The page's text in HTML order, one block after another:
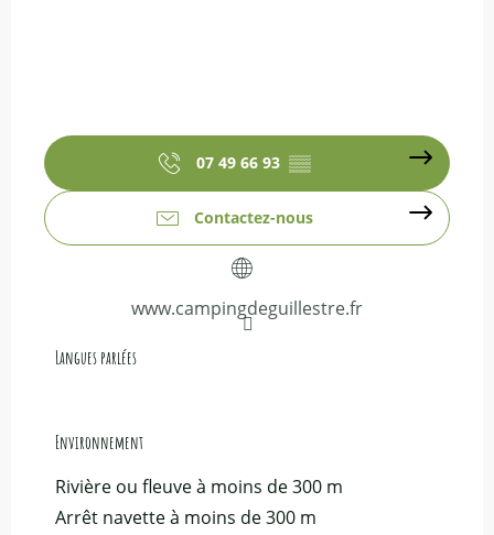
07 49 66 93 ▒▒
Contactez-nous
www.campingdeguillestre.fr
Langues parlées
Langues parlées
Environnement
Environnement
Rivière ou fleuve à moins de 300 m
Arrêt navette à moins de 300 m